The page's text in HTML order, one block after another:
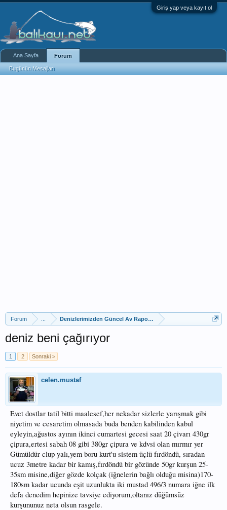
Giriş yap veya kayıt ol
Forum Denizlerimizden Güncel Av Raporları
deniz beni çağırıyor
1 2 Sonraki >
celen.mustaf
Evet dostlar tatil bitti maalesef,her nekadar sizlerle yarışmak gibi
niyetim ve cesaretim olmasada buda benden kabilinden kabul
eyleyin,ağustos ayının ikinci cumartesi gecesi saat 20 çivarı 430gr
çipura,ertesi sabah 08 gibi 380gr çipura ve kdvsi olan mırmır yer
Gümüldür clup yalı,yem boru kurt'u sistem üçlü fırdöndü, sıradan
ucuz 3metre kadar bir kamış,fırdöndü bir gözünde 50gr kurşun 25-
35sm misine,diğer gözde kolçak (iğnelerin bağlı olduğu misina)170-
180sm kadar ucunda eşit uzunlukta iki mustad 496/3 numara iğne ilk
defa denedim hepinize tavsiye ediyorum,oltanız düğümsüz
kurşununuz neta olsun rasgele.
Ana Sayfa Forum
Bugünün Mesajları